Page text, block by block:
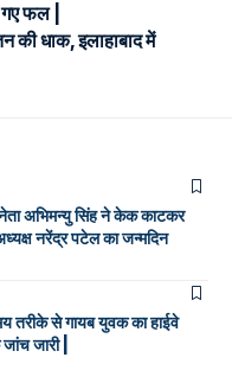
फल |
की धाक, इलाहाबाद में
अभिमन्यु सिंह ने केक काटकर
नरेंद्र पटेल का जन्मदिन
तरीके से गायब युवक का हाईवे
जारी |